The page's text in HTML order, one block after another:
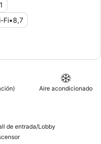
Fi•8,7
Aire acondicionado
de entrada/Lobby